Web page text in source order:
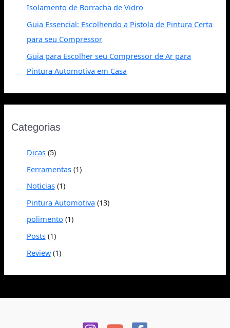
Isolamento de Borracha de Vidro
Guia Essencial: Escolhendo a Pistola de Pintura Certa
para seu Compressor
Guia para Escolher seu Compressor de Ar para
Pintura Automotiva em Casa
Categorias
Dicas(5)
Ferramentas(1)
Noticias(1)
Pintura Automotiva (13)
polimento (1)
Posts(1)
Review(1)